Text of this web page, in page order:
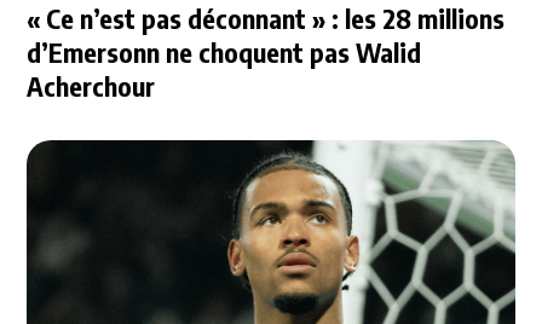
« Ce n’est pas déconnant » : les 28 millions
d’Emersonn ne choquent pas Walid
Acherchour